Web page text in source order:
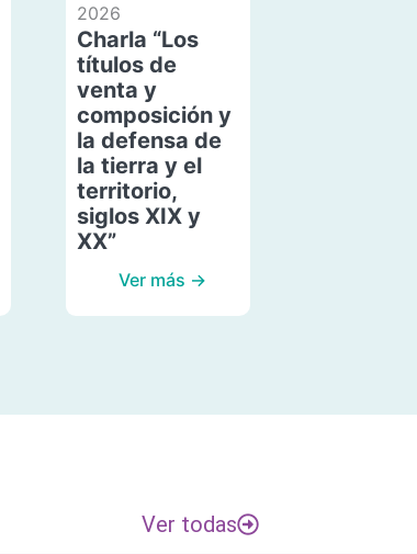
2026
Charla “Los
títulos de
venta y
composición y
la defensa de
la tierra y el
territorio,
siglos XIX y
XX”
Ver más →
Ver todas